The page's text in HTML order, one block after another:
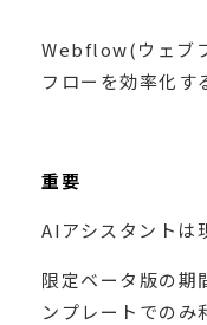
Webflow(ウェブ
フローを効率化す
重要
AIアシスタントは
限定ベータ版の期
ンプレートでのみ